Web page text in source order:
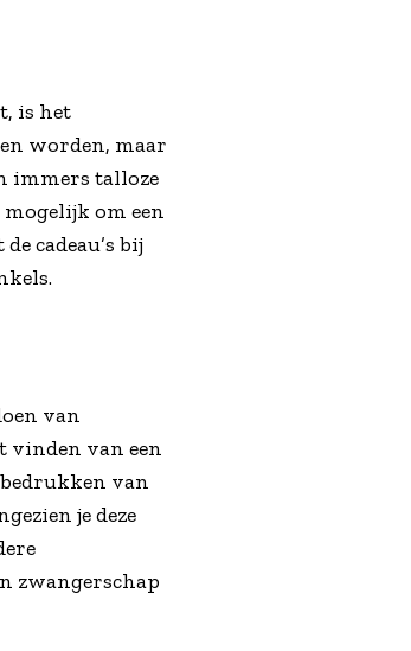
is het
worden, maar
immers talloze
om een
cadeau’s bij
van
vinden van een
van
je deze
zwangerschap